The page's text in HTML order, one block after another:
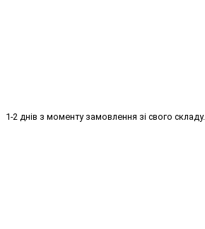
1-2 днів з моменту замовлення зі свого складу.